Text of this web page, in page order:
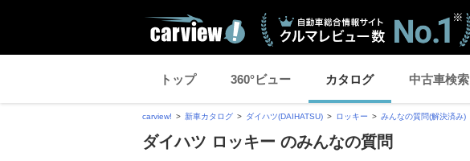
トップ 360°ビュー カタログ 中古車検索
carview! 新車カタログ ダイハツ(DAIHATSU) ロッキー みんなの質問(解決済み)
ダイハツ ロッキー のみんなの質問